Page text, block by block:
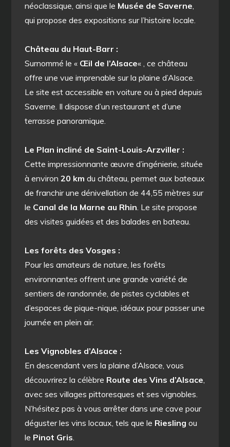
néoclassique, ainsi que le Musée de Saverne,
qui propose des expositions sur l’histoire locale.
Château du Haut-Barr :
Surnommé le « Œil de l’Alsace« , ce château
offre une vue imprenable sur la plaine d’Alsace.
Le site est accessible en voiture ou à pied depuis
Saverne. Il dispose d’un restaurant et d’une
terrasse panoramique.
Le Plan incliné de Saint-Louis-Arzviller :
Cette impressionnante œuvre d’ingénierie, située
à environ20 km du château, permet aux bateaux
de franchir une dénivellation de 44,55 mètres sur
le Canal de la Marne au Rhin. Le site propose
des visites guidées et des balades en bateau.
Les forêts des Vosges :
Pour les amateurs de nature, les forêts
environnantes offrent une grande variété de
sentiers de randonnée, de pistes cyclables et
d’espaces de pique-nique, idéaux pour passer une
journée en plein air.
Les Vignobles d’Alsace :
En descendant vers la plaine d’Alsace, vous
découvrirez la célèbre Route des Vins d’Alsace,
avec ses villages pittoresques et ses vignobles.
N’hésitez pas à vous arrêter dans une cave pour
déguster les vins locaux, tels que le Riesling ou
le Pinot Gris.